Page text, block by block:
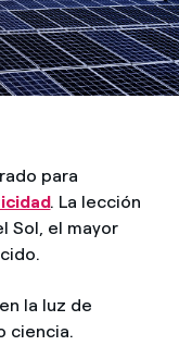
para
. La lección
Sol, el mayor
la luz de
ciencia.